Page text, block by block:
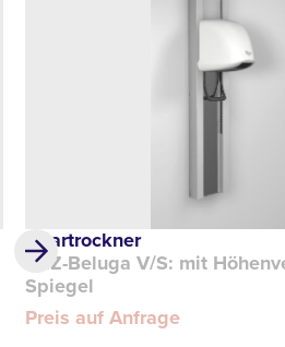
Haartrockner
REZ-Beluga V/S: mit
Spiegel
Preis auf Anfrage